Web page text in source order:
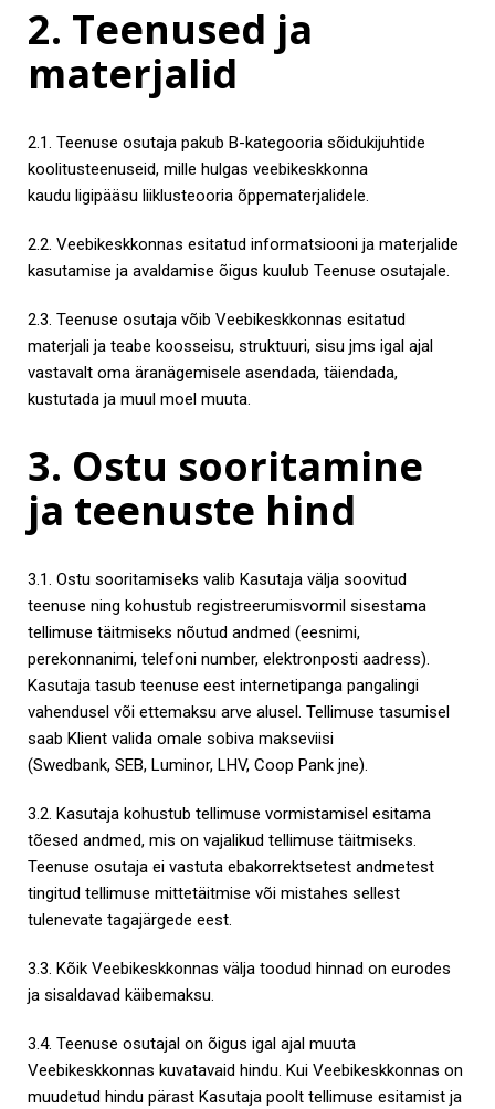
2. Teenused ja
materjalid
2.1. Teenuse osutaja pakub B-kategooria sõidukijuhtide
koolitusteenuseid, mille hulgas veebikeskkonna
kaudu ligipääsu liiklusteooria õppematerjalidele.
2.2. Veebikeskkonnas esitatud informatsiooni ja materjalide
kasutamise ja avaldamise õigus kuulub Teenuse osutajale.
2.3. Teenuse osutaja võib Veebikeskkonnas esitatud
materjali ja teabe koosseisu, struktuuri, sisu jms igal ajal
vastavalt oma äranägemisele asendada, täiendada,
kustutada ja muul moel muuta.
3. Ostu sooritamine
ja teenuste hind
3.1. Ostu sooritamiseks valib Kasutaja välja soovitud
teenuse ning kohustub registreerumisvormil sisestama
tellimuse täitmiseks nõutud andmed (eesnimi,
perekonnanimi, telefoni number, elektronposti aadress).
Kasutaja tasub teenuse eest internetipanga pangalingi
vahendusel või ettemaksu arve alusel. Tellimuse tasumisel
saab Klient valida omale sobiva makseviisi
(Swedbank, SEB, Luminor, LHV, Coop Pank jne).
3.2. Kasutaja kohustub tellimuse vormistamisel esitama
tõesed andmed, mis on vajalikud tellimuse täitmiseks.
Teenuse osutaja ei vastuta ebakorrektsetest andmetest
tingitud tellimuse mittetäitmise või mistahes sellest
tulenevate tagajärgede eest.
3.3. Kõik Veebikeskkonnas välja toodud hinnad on eurodes
ja sisaldavad käibemaksu.
3.4. Teenuse osutajal on õigus igal ajal muuta
Veebikeskkonnas kuvatavaid hindu. Kui Veebikeskkonnas on
muudetud hindu pärast Kasutaja poolt tellimuse esitamist ja